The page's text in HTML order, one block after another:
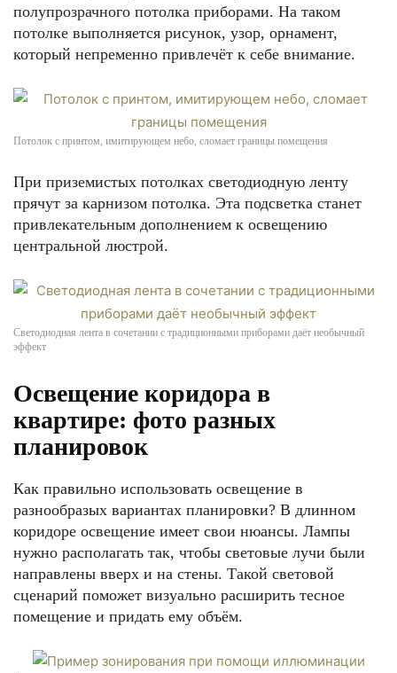
полупрозрачного потолка приборами. На таком
потолке выполняется рисунок, узор, орнамент,
который непременно привлечёт к себе внимание.
Потолок с принтом, имитирующем небо, сломает границы помещения
При приземистых потолках светодиодную ленту
прячут за карнизом потолка. Эта подсветка станет
привлекательным дополнением к освещению
центральной люстрой.
Светодиодная лента в сочетании с традиционными приборами даёт необычный
эффект
Освещение коридора в
квартире: фото разных
планировок
Как правильно использовать освещение в
разнообразых вариантах планировки? В длинном
коридоре освещение имеет свои нюансы. Лампы
нужно располагать так, чтобы световые лучи были
направлены вверх и на стены. Такой световой
сценарий поможет визуально расширить тесное
помещение и придать ему объём.